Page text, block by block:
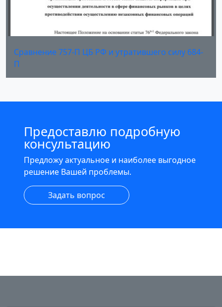
Сравнение 757-П ЦБ РФ и утратившего силу 684-
П
Предоставлю подробную
консультацию
Предложу актуальное и наиболее выгодное
решение Вашей проблемы.
Задать вопрос